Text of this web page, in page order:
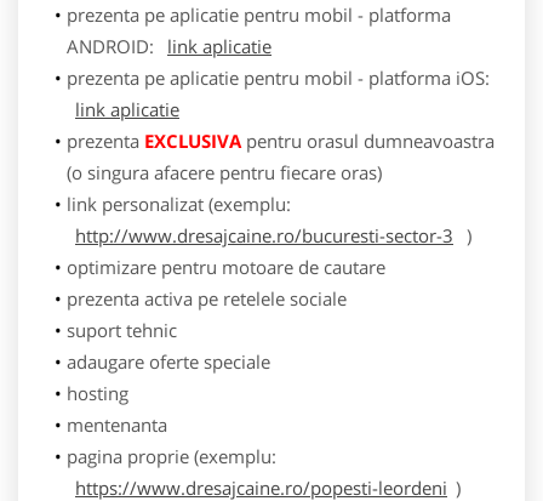
prezenta pe aplicatie pentru mobil - platforma
ANDROID:
link aplicatie
prezenta pe aplicatie pentru mobil - platforma iOS:
link aplicatie
prezenta EXCLUSIVApentru orasul dumneavoastra
(o singura afacere pentru fiecare oras)
link personalizat (exemplu:
http://www.dresajcaine.ro/bucuresti-sector-3 )
optimizare pentru motoare de cautare
prezenta activa pe retelele sociale
suport tehnic
adaugare oferte speciale
hosting
mentenanta
pagina proprie (exemplu:
https://www.dresajcaine.ro/popesti-leordeni )